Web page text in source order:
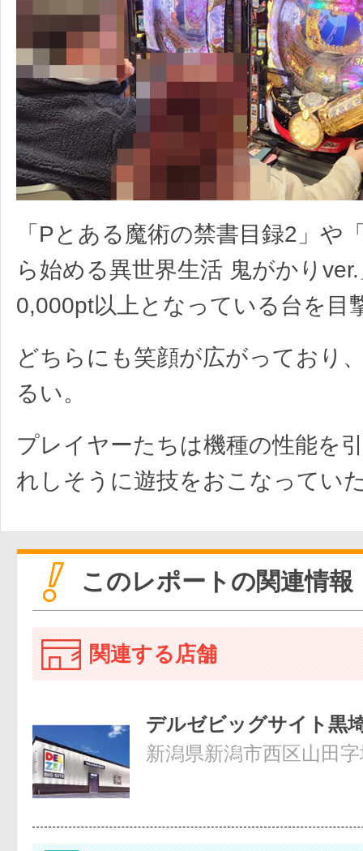
「Pとある魔術の禁書目録2」や
ら始める異世界生活 鬼がかり
0,000pt以上となっている台を目
どちらにも笑顔が広がっており
るい。
プレイヤーたちは機種の性能を
れしそうに遊技をおこなってい
このレポートの関連情報
関連する店舗
デルゼビッグサイト黒
新潟県新潟市西区山田